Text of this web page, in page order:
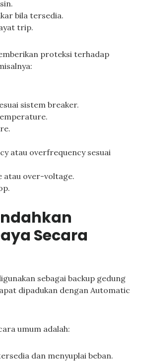
bila tersedia.
trip.
proteksi terhadap
sistem breaker.
atau overfrequency sesuai
atau over-voltage.
Secara
sebagai backup gedung
dipadukan dengan Automatic
umum adalah:
dan menyuplai beban.